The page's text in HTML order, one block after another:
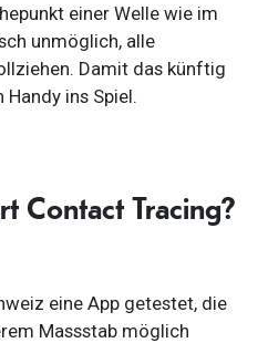
einer Welle wie im
unmöglich, alle
Damit das künftig
ins Spiel.
Contact Tracing?
eine App getestet, die
Massstab möglich